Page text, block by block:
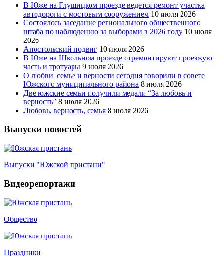
В Юже на Глушицком проезде ведется ремонт участка
автодороги с мостовым сооружением 10 июля 2026
Состоялось заседание регионального общественного
штаба по наблюдению за выборами в 2026 году 10 июля
2026
Апостольский подвиг 10 июля 2026
В Юже на Школьном проезде отремонтируют проезжую
часть и тротуары 9 июля 2026
О любви, семье и верности сегодня говорили в совете
Южского муниципального района 8 июля 2026
Две южские семьи получили медали “За любовь и
верность” 8 июля 2026
Любовь, верность, семья 8 июля 2026
Выпуски новостей
Выпуски "Южской пристани"
Видеорепортажи
Общество
Праздники